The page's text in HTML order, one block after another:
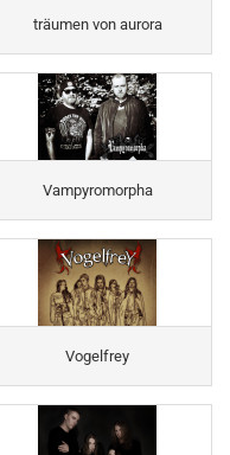
träumen von aurora
Vampyromorpha
Vogelfrey